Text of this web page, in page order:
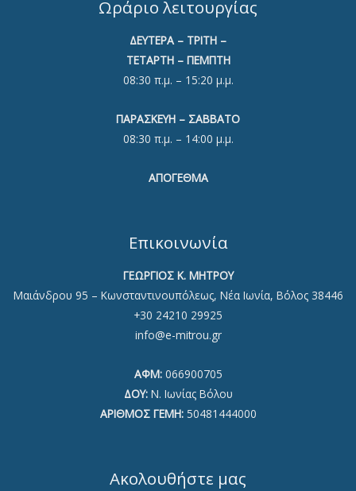
Ωράριο λειτουργίας
ΔΕΥΤΕΡΑ – ΤΡΙΤΗ –
ΤΕΤΑΡΤΗ – ΠΕΜΠΤΗ
08:30 π.μ. – 15:20 μ.μ.
ΠΑΡΑΣΚΕΥΗ – ΣΑΒΒΑΤΟ
08:30 π.μ. – 14:00 μ.μ.
ΑΠΟΓΕΘΜΑ
Επικοινωνία
ΓΕΩΡΓΙΟΣ Κ. ΜΗΤΡΟΥ
Μαιάνδρου 95 – Κωνσταντινουπόλεως, Νέα Ιωνία, Βόλος 38446
+30 24210 29925
info@e-mitrou.gr
ΑΦΜ: 066900705
ΔΟΥ: Ν. Ιωνίας Βόλου
ΑΡΙΘΜΟΣ ΓΕΜΗ: 50481444000
Ακολουθήστε μας